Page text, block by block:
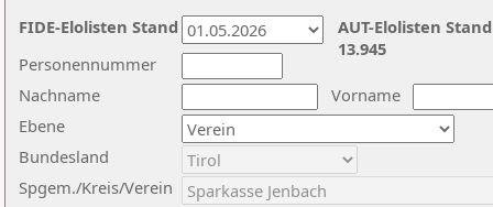
Nachname
Vorname
Ebene
Personennummer
Bundesland
Spgem./Kreis/Verein
AUT-Elolisten
13.945
FIDE-Elolisten Stand